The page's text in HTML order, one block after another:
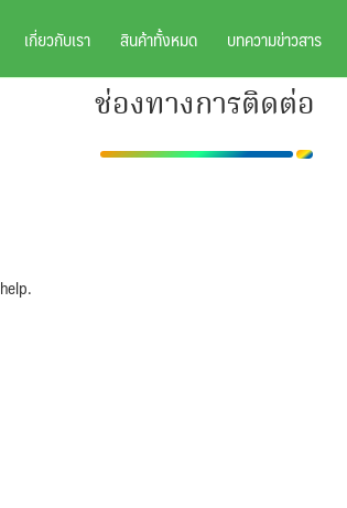
เกี่ยวกับเรา สินค้าทั้งหมด บทความข่าวสาร
ช่องทางการติดต่อ